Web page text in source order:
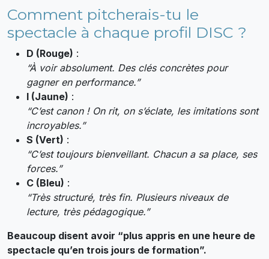
Comment pitcherais-tu le
spectacle à chaque profil DISC ?
D (Rouge) :
“À voir absolument. Des clés concrètes pour
gagner en performance.”
I (Jaune) :
“C’est canon ! On rit, on s’éclate, les imitations sont
incroyables.”
S (Vert) :
“C’est toujours bienveillant. Chacun a sa place, ses
forces.”
C (Bleu) :
“Très structuré, très fin. Plusieurs niveaux de
lecture, très pédagogique.”
Beaucoup disent avoir “plus appris en une heure de
spectacle qu’en trois jours de formation”.